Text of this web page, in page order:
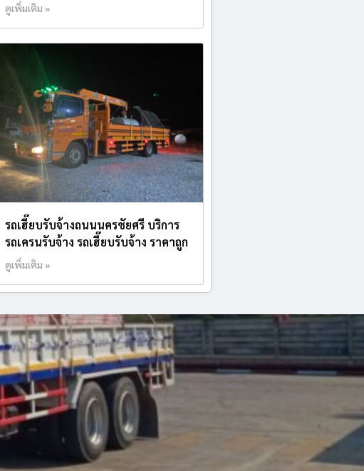
ดูเพิ่มเติม »
รถเฮี๊ยบรับจ้างถนนนครชัยศรี บริการ
รถเครนรับจ้าง รถเฮี๊ยบรับจ้าง ราคาถูก
ดูเพิ่มเติม »